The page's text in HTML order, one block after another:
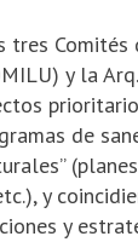
Comités
y la
de
y
y